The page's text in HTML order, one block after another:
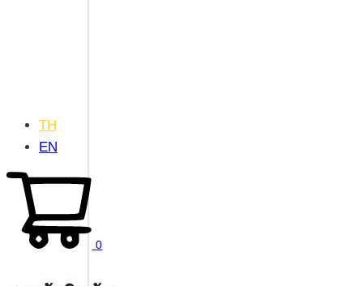
TH
EN
0